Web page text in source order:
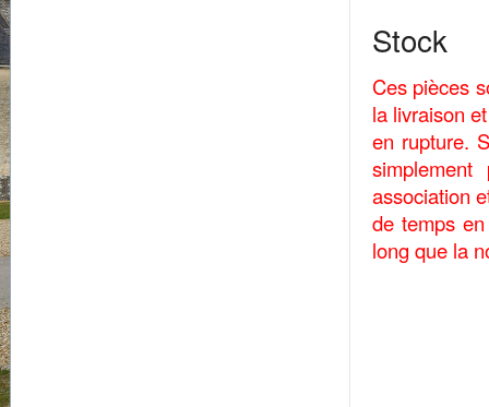
Stock
Ces pièces
la livraison
en rupture.
association
de temps
long que la